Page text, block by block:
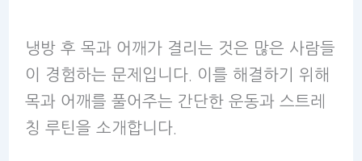
냉방 후 목과 어깨가 결리는 것은 많은 사람들
이 경험하는 문제입니다. 이를 해결하기 위해
목과 어깨를 풀어주는 간단한 운동과 스트레
칭 루틴을 소개합니다.